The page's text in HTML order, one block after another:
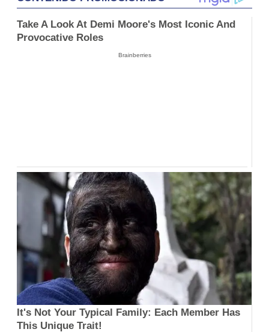
Take A Look At Demi Moore's Most Iconic And
Provocative Roles
Brainberries
It's Not Your Typical Family: Each Member Has
This Unique Trait!